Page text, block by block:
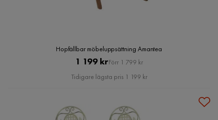
Hopfällbar möbeluppsättning Amantea
Pris
1 199 krOriginal
Pris
Förr 1 799 kr
Tidigare lägsta pris 1 199 kr